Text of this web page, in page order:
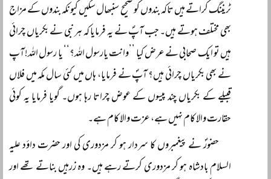
ٹریننگ کراتے ہیں تاکہ بندوں کو صحیح سنبھال سکیں کیونکہ بندوں کے مزاج
بھی مختلف ہوتے ہیں۔ جب آپؐ نے یہ فرمایا کہ ہر نبی نے بکریاں چرائی
ہیں تو ایک صحابی نے عرض کیا ’’وانت یارسول اللہ؟‘‘ یا رسول اللہ! آپ
نے بھی بکریاں چرائی ہیں؟ آپؐ نے فرمایا، ہاں میں کئی سال مکہ میں فلاں
قبیلے کے بکریاں چند پیسوں کے عوض چراتا رہا ہوں۔ گویا فرمایا یہ کوئی
حقارت والا کام نہیں ہے، عزت والا کام ہے۔
حضورؐ نے پیغمبروں کا سردار ہو کر مزدوری کی اور حضرت داؤد علیہ
السلام بادشاہ ہو کر مزدوری کرتے رہے ہیں۔ وہ زرہیں بناتے تھے اور